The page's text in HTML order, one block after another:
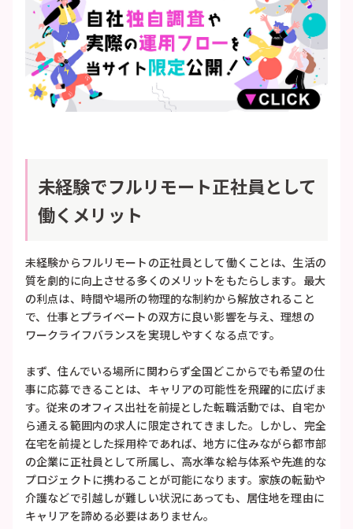
未経験でフルリモート正社員として
働くメリット
未経験からフルリモートの正社員として働くことは、生活の
質を劇的に向上させる多くのメリットをもたらします。最大
の利点は、時間や場所の物理的な制約から解放されること
で、仕事とプライベートの双方に良い影響を与え、理想の
ワークライフバランスを実現しやすくなる点です。
まず、住んでいる場所に関わらず全国どこからでも希望の仕
事に応募できることは、キャリアの可能性を飛躍的に広げま
す。従来のオフィス出社を前提とした転職活動では、自宅か
ら通える範囲内の求人に限定されてきました。しかし、完全
在宅を前提とした採用枠であれば、地方に住みながら都市部
の企業に正社員として所属し、高水準な給与体系や先進的な
プロジェクトに携わることが可能になります。家族の転勤や
介護などで引越しが難しい状況にあっても、居住地を理由に
キャリアを諦める必要はありません。